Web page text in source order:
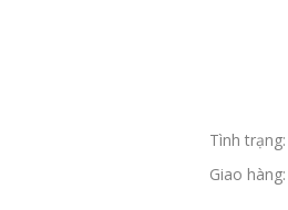
Tình trạng:
Giao hàng: